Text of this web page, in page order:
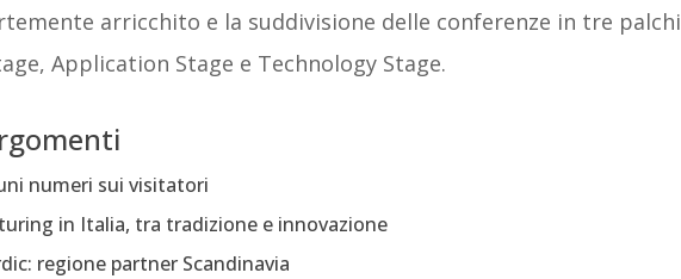
arricchito e la suddivisione delle conferenze in tre palchi
Application Stage e Technology Stage.
numeri sui visitatori
in Italia, tra tradizione e innovazione
regione partner Scandinavia